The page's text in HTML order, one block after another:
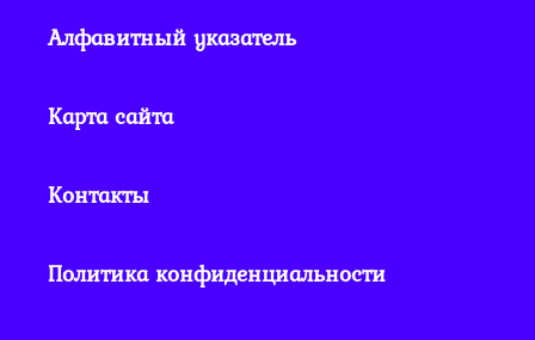
Алфавитный указатель
Карта сайта
Контакты
Политика конфиденциальности